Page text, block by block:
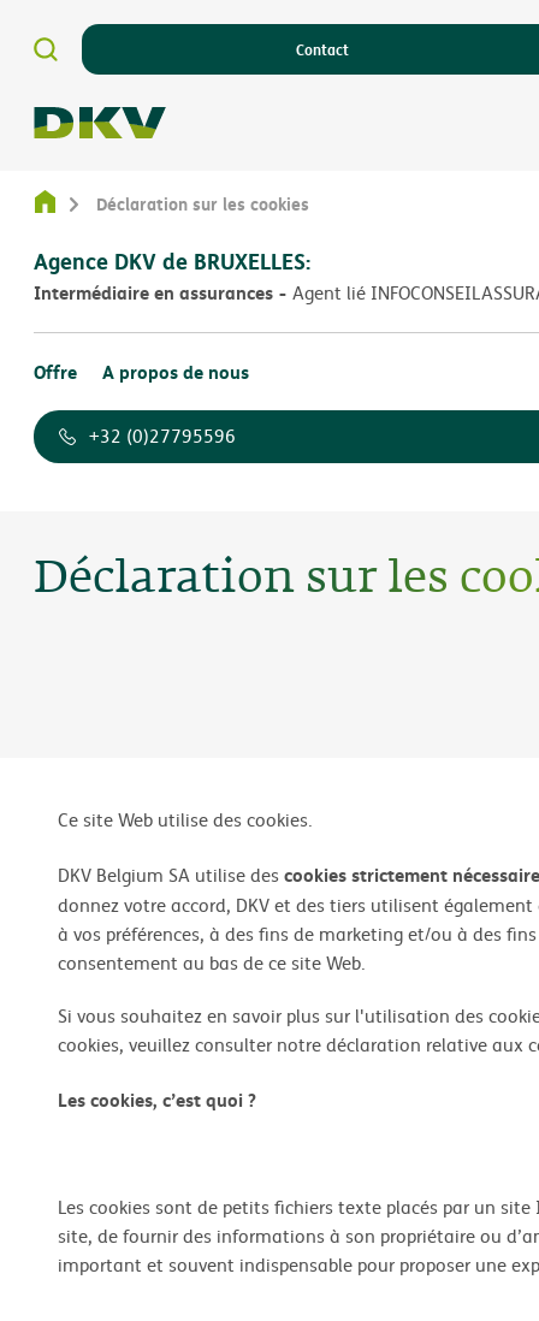
Contact
Agence DKV de BRUXELLES:
Intermédiaire en assurances Agent lié
Offre A propos de nous
+32 (0)27795596
Déclaration sur les
Déclaration sur les cookies
Ce site Web utilise des cookies.
DKV Belgium SA utilise descookies strictement
donnez votre accord, DKV et des tiers utilisent
à vos préférences, à des fins de marketing et/ou à des
consentement au bas de ce site Web.
Si vous souhaitez en savoir plus sur l'utilisation des
cookies, veuillez consulter notre déclaration relative aux
Les cookies, c’est quoi ?
Les cookies sont de petits fichiers texte placés par un
site, de fournir des informations à son propriétaire ou
important et souvent indispensable pour proposer une